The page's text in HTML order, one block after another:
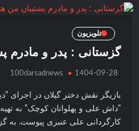
“داش
و
کوچک”
:
همه
با
آرامش
تلویزیون
گزستانی : پدر و مادرم
100darsadnews 1404-09-28
بازیگر نقش دختر گیلان در اجرای
“داش علی و پهلوانان کوچک” به
کارگردانی علی عنبری پیوست. به